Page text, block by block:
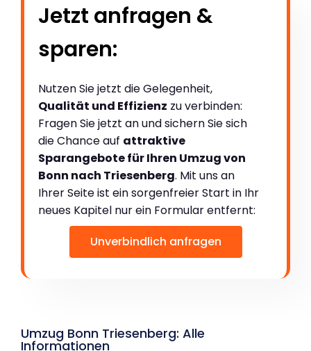
Jetzt anfragen &
sparen:
Nutzen Sie jetzt die Gelegenheit,
Qualität und Effizienz zu verbinden:
Fragen Sie jetzt an und sichern Sie sich
die Chance auf attraktive
Sparangebote für Ihren Umzug von
Bonn nach Triesenberg. Mit uns an
Ihrer Seite ist ein sorgenfreier Start in Ihr
neues Kapitel nur ein Formular entfernt:
Unverbindlich anfragen
Umzug Bonn Triesenberg: Alle
Informationen